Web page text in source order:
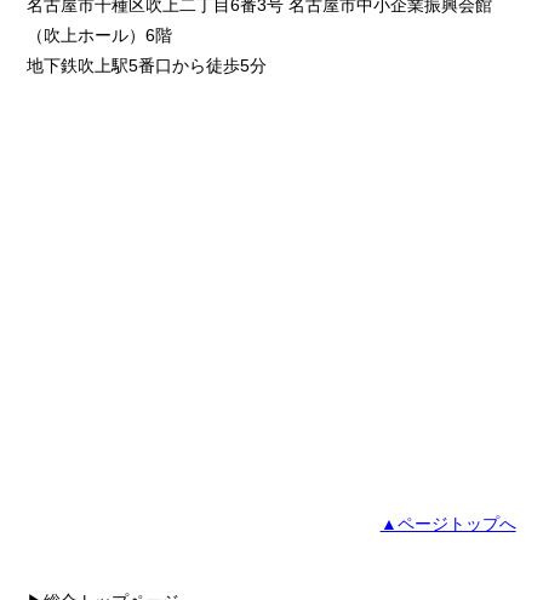
名古屋市千種区吹上二丁目6番3号 名古屋市中小企業振興会館
（吹上ホール）6階
地下鉄吹上駅5番口から徒歩5分
▲ページトップへ